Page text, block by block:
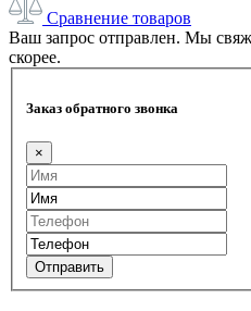
Сравнение товаров
Ваш запрос отправлен. Мы
скорее.
Заказ обратного звонка
×
Отправить